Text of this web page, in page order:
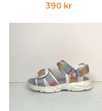
390 kr